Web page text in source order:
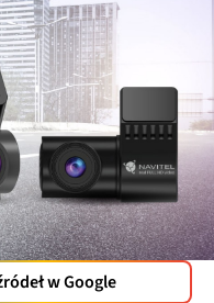
w Google